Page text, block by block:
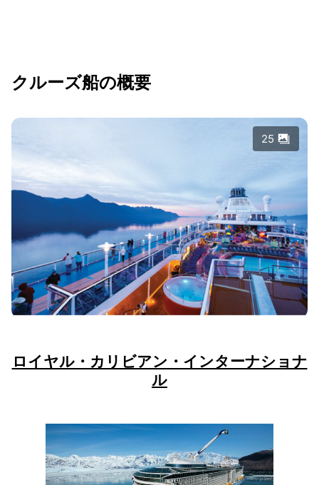
クルーズ船の概要
25
ロイヤル・カリビアン・インターナショナ
ル